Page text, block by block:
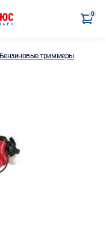
0
Бензиновые триммеры